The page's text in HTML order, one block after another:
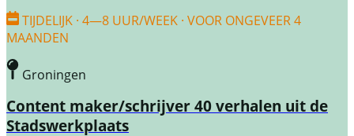
TIJDELIJK · 4—8 UUR/WEEK · VOOR ONGEVEER 4
MAANDEN
Groningen
Content maker/schrijver 40 verhalen uit de
Stadswerkplaats